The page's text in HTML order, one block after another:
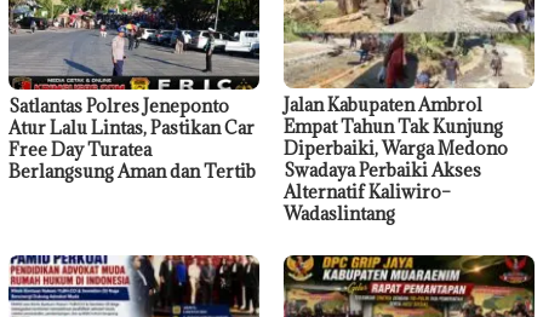
Satlantas Polres Jeneponto
Atur Lalu Lintas, Pastikan Car
Free Day Turatea
Berlangsung Aman dan Tertib
Jalan Kabupaten Ambrol
Empat Tahun Tak Kunjung
Diperbaiki, Warga Medono
Swadaya Perbaiki Akses
Alternatif Kaliwiro–
Wadaslintang